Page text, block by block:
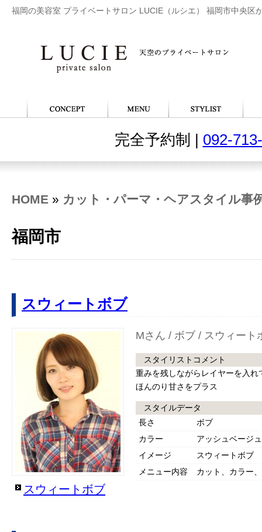
福岡の美容室 プライベートサロン LUCIE（ルシエ） 福岡市中央区
完全予約制 | 092-
HOME » カット・パーマ・ヘアスタイル事
福岡市
スウィートボブ
Mさん / ボブ / スウィート
スタイリストコメント
重みを残しながらレイヤーを入
ほんのり甘さをプラス
スタイルデータ
長さ
ボブ
カラー
アッシュベージュ
イメージ
スウィートボブ
メニュー内容
カット、カラー
スウィートボブ